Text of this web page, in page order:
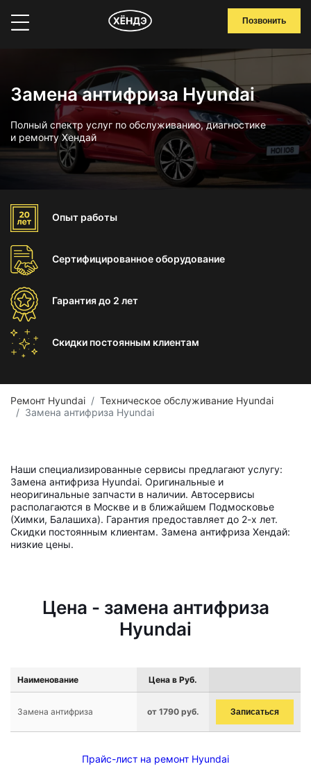
Позвонить
Замена антифриза Hyundai
Полный спектр услуг по обслуживанию, диагностике
и ремонту Хендай
Опыт работы
Сертифицированноеоборудование
Гарантиядо 2 лет
Скидки постоянным клиентам
Ремонт Hyundai
Техническое обслуживание Hyundai
Замена антифриза Hyundai
Наши специализированные сервисы предлагают услугу:
Замена антифриза Hyundai. Оригинальные и
неоригинальные запчасти в наличии. Автосервисы
располагаются в Москве и в ближайшем Подмосковье
(Химки, Балашиха). Гарантия предоставляет до 2-х лет.
Скидки постоянным клиентам. Замена антифриза Хендай:
низкие цены.
Цена - замена антифриза
Hyundai
Наименование Цена в Руб.
Замена антифриза от 1790 руб. Записаться
Прайс-лист на ремонт Hyundai